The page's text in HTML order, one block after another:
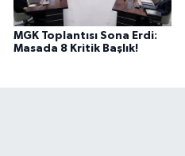
MGK Toplantısı Sona Erdi:
Masada 8 Kritik Başlık!